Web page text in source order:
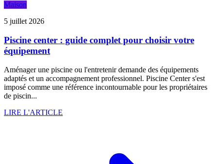
Maison
5 juillet 2026
Piscine center : guide complet pour choisir votre
équipement
Aménager une piscine ou l'entretenir demande des équipements
adaptés et un accompagnement professionnel. Piscine Center s'est
imposé comme une référence incontournable pour les propriétaires
de piscin...
LIRE L'ARTICLE